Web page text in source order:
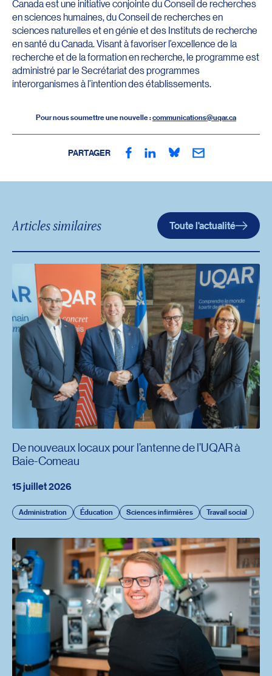
Canada est une initiative conjointe du Conseil de recherches
en sciences humaines, du Conseil de recherches en
sciences naturelles et en génie et des Instituts de recherche
en santé du Canada. Visant à favoriser l’excellence de la
recherche et de la formation en recherche, le programme est
administré par le Secrétariat des programmes
interorganismes à l’intention des établissements.
Pour nous soumettre une nouvelle :communications@uqar.ca
PARTAGER
Articles similaires Toute l'actualité
15 juillet 2026
Administration Éducation Sciences infirmières Travail social
De nouveaux locaux pour l’antenne de l’UQAR à
Baie-Comeau